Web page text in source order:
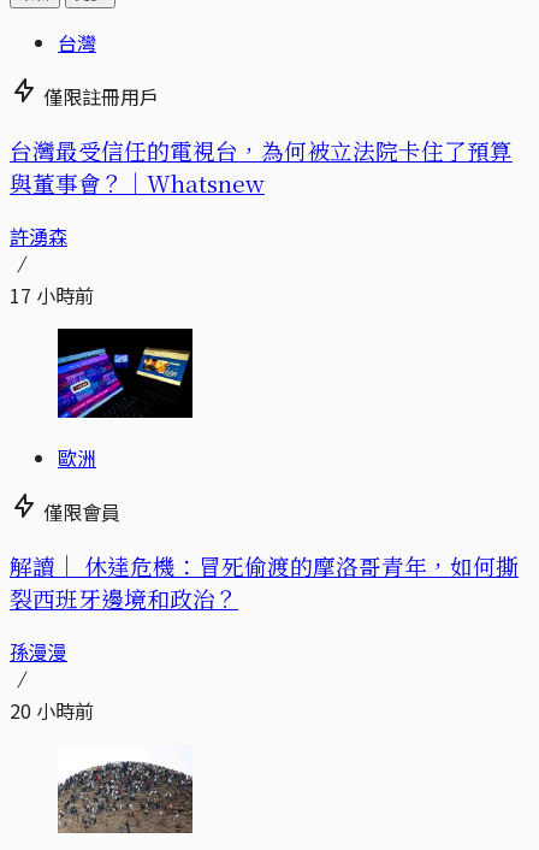
台灣
僅限註冊用戶
台灣最受信任的電視台，為何被立法院卡住了預算
與董事會？｜Whatsnew
許湧森
17 小時前
歐洲
僅限會員
解讀｜ 休達危機：冒死偷渡的摩洛哥青年，如何撕
裂西班牙邊境和政治？
孫漫漫
20 小時前